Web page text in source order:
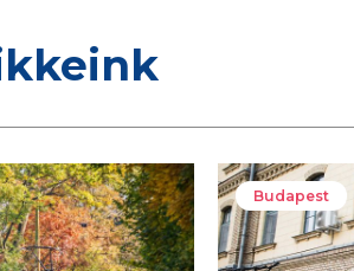
Budapest